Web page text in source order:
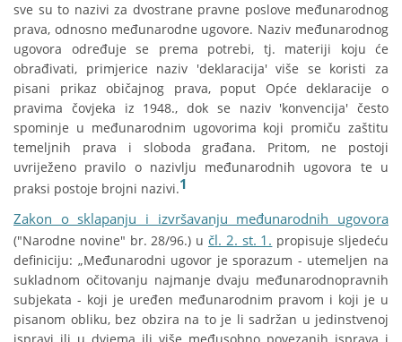
sve su to nazivi za dvostrane pravne poslove međunarodnog
prava, odnosno međunarodne ugovore. Naziv međunarodnog
ugovora određuje se prema potrebi, tj. materiji koju će
obrađivati, primjerice naziv 'deklaracija' više se koristi za
pisani prikaz običajnog prava, poput Opće deklaracije o
pravima čovjeka iz 1948., dok se naziv 'konvencija' često
spominje u međunarodnim ugovorima koji promiču zaštitu
temeljnih prava i sloboda građana. Pritom, ne postoji
uvriježeno pravilo o nazivlju međunarodnih ugovora te u
praksi postoje brojni nazivi.1
Zakon o sklapanju i izvršavanju međunarodnih ugovora
("Narodne novine" br. 28/96.) u čl. 2. st. 1. propisuje sljedeću
definiciju: „Međunarodni ugovor je sporazum - utemeljen na
sukladnom očitovanju najmanje dvaju međunarodnopravnih
subjekata - koji je uređen međunarodnim pravom i koji je u
pisanom obliku, bez obzira na to je li sadržan u jedinstvenoj